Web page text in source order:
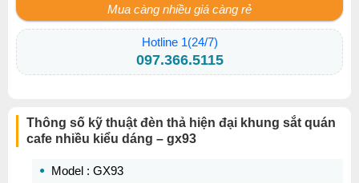
Mua càng nhiều giá càng rẻ
Hotline 1(24/7)
097.366.5115
Thông số kỹ thuật đèn thả hiện đại khung sắt quán
cafe nhiều kiểu dáng – gx93
Model : GX93